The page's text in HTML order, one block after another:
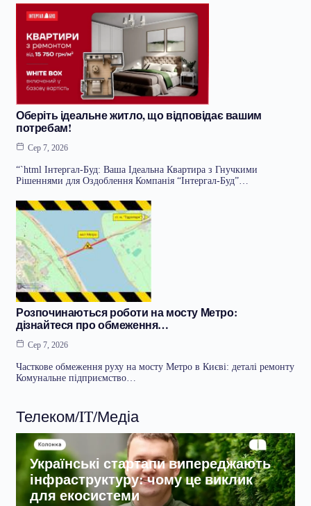
Оберіть ідеальне житло, що відповідає вашим
потребам!
Сер 7, 2026
“`html Інтергал-Буд: Ваша Ідеальна Квартира з Гнучкими
Рішеннями для Оздоблення Компанія “Інтергал-Буд”…
Розпочинаються роботи на мосту Метро:
дізнайтеся про обмеження…
Сер 7, 2026
Часткове обмеження руху на мосту Метро в Києві: деталі ремонту
Комунальне підприємство…
Телеком/IT/Медіа
Українські стартапи випереджають
інфраструктуру: чому це виклик
для екосистеми